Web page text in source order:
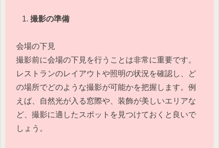
撮影の準備
会場の下見
撮影前に会場の下見を行うことは非常に重要です。
レストランのレイアウトや照明の状況を確認し、ど
の場所でどのような撮影が可能かを把握します。例
えば、自然光が入る窓際や、装飾が美しいエリアな
ど、撮影に適したスポットを見つけておくと良いで
しょう。